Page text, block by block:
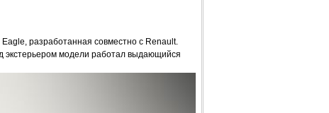
разработанная совместно с Renault.
экстерьером модели работал выдающийся